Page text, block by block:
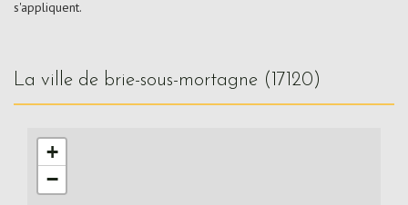
s'appliquent.
la ville de brie-sous-mortagne (17120)
+
−